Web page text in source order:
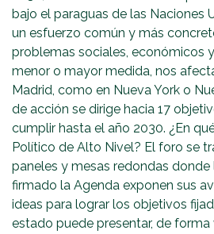
bajo el paraguas de las Naciones
un esfuerzo común y más
problemas sociales, económicos
menor o mayor medida, nos
Madrid, como en Nueva York o
de acción se dirige hacia 17
cumplir hasta el año 2030. ¿En
Político de Alto Nivel? El foro se
paneles y mesas redondas donde
firmado la Agenda exponen sus
ideas para lograr los objetivos
estado puede presentar, de